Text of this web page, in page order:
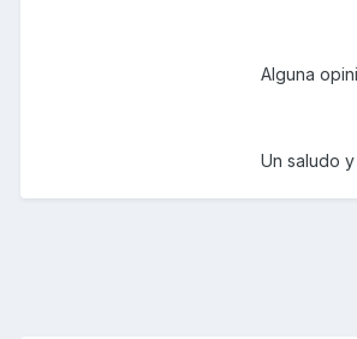
Alguna
Un saludo